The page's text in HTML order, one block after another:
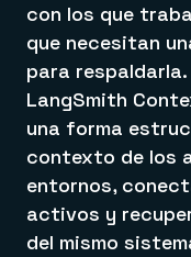
con los que
que necesitan
para
LangSmith
una forma
contexto de los
entornos,
activos y
del mismo